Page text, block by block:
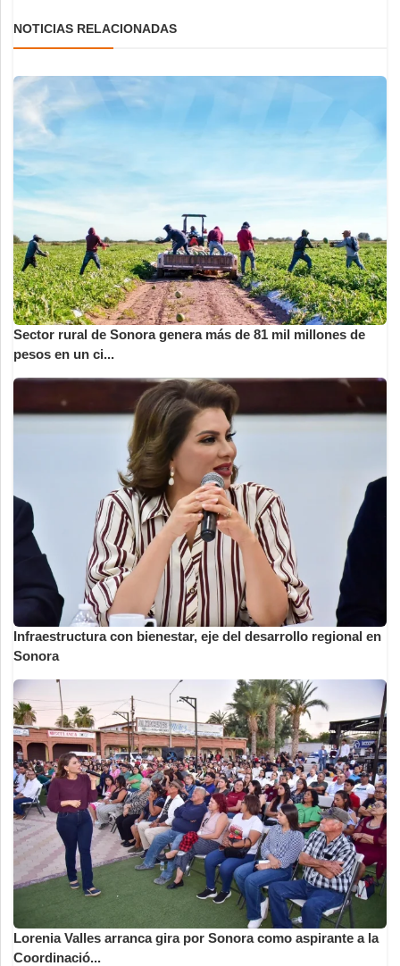
NOTICIAS RELACIONADAS
Sector rural de Sonora genera más de 81 mil millones de
pesos en un ci...
Infraestructura con bienestar, eje del desarrollo regional en
Sonora
Lorenia Valles arranca gira por Sonora como aspirante a la
Coordinació...